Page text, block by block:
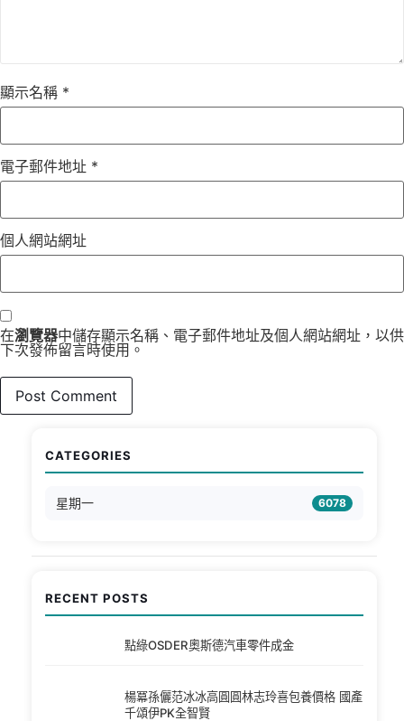
顯示名稱 *
電子郵件地址 *
個人網站網址
在瀏覽器中儲存顯示名稱、電子郵件地址及個人網站網址，以供
下次發佈留言時使用。
CATEGORIES
星期一 6078
RECENT POSTS
點綠OSDER奧斯德汽車零件成金
楊冪孫儷范冰冰高圓圓林志玲喜包養價格 國產
千頌伊PK全智賢